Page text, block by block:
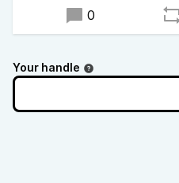
confirmation. Le
0
Your handle